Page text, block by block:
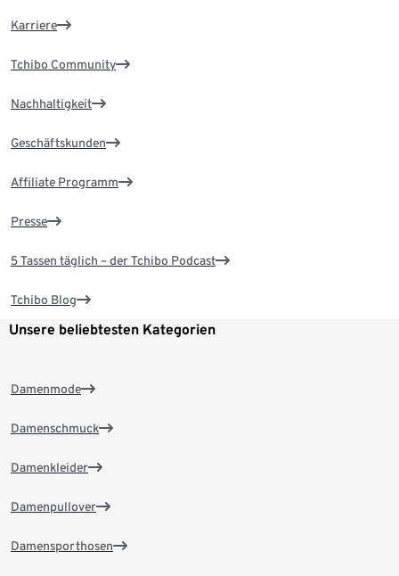
Karriere
Tchibo Community
Nachhaltigkeit
Geschäftskunden
Affiliate Programm
Presse
5 Tassen täglich – der Tchibo Podcast
Tchibo Blog
Unsere beliebtesten Kategorien
Damenmode
Damenschmuck
Damenkleider
Damenpullover
Damensporthosen